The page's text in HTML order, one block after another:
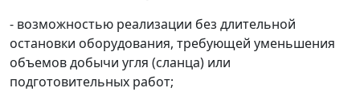
- возможностью реализации без длительной
остановки оборудования, требующей уменьшения
объемов добычи угля (сланца) или
подготовительных работ;